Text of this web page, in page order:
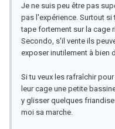
Je ne suis peu être pas
pas l'expérience. Surtout si
tape fortement sur la cage
Secondo, s'il vente ils
exposer inutilement à bien
Si tu veux les rafraîchir
leur cage une petite
y glisser quelques
moi sa marche.